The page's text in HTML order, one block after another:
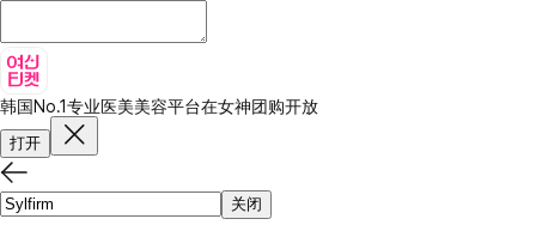
韩国No.1专业医美美容平台在女神团购开放
打开
关闭